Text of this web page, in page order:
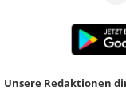
Unsere Redaktionen